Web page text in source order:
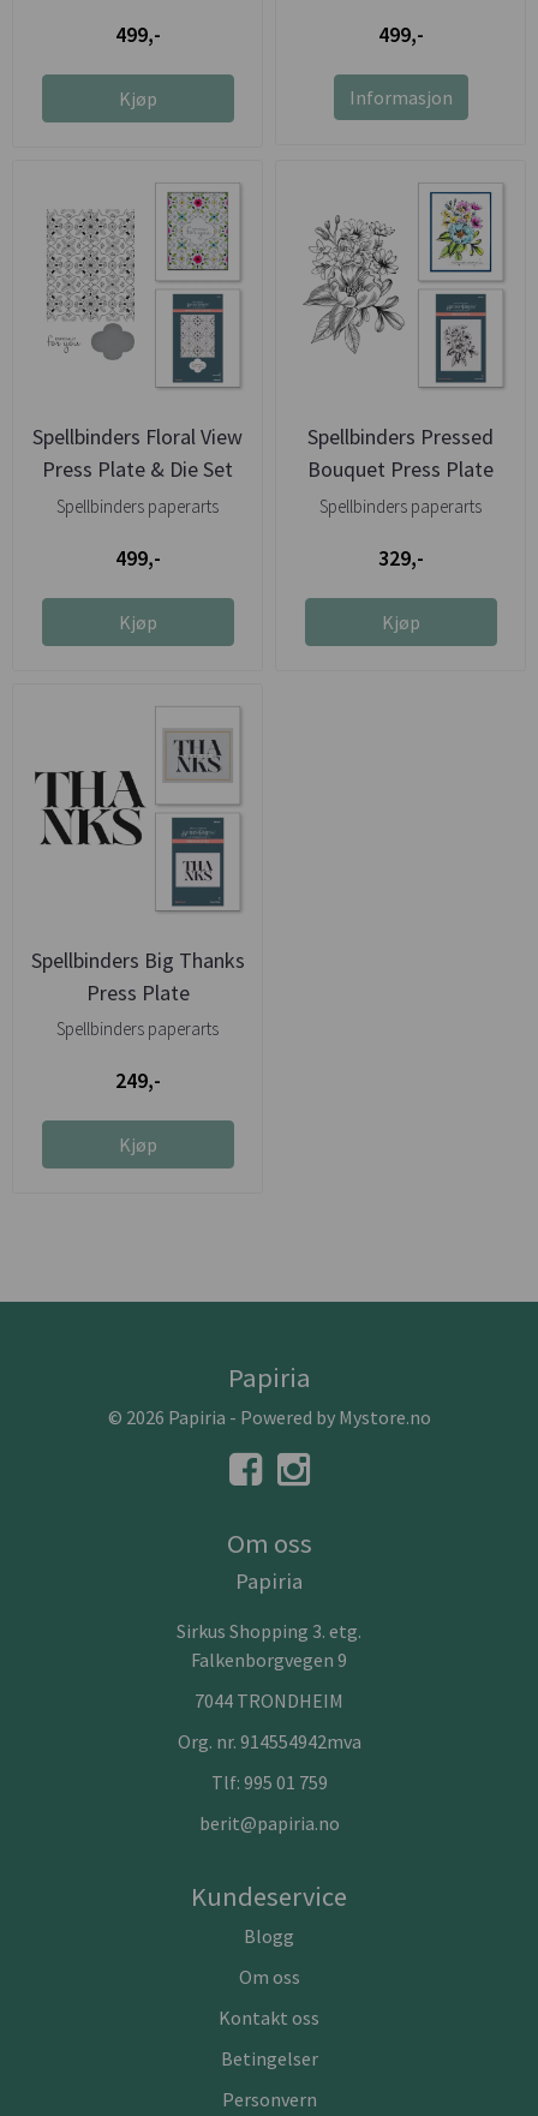
499,-
Kjøp
499,-
Informasjon
Spellbinders Floral View
Press Plate & Die Set
Spellbinders paperarts
499,-
Kjøp
Spellbinders Pressed
Bouquet Press Plate
Spellbinders paperarts
329,-
Kjøp
Spellbinders Big Thanks
Press Plate
Spellbinders paperarts
249,-
Kjøp
Papiria
© 2026 Papiria - Powered by Mystore.no
Om oss
Papiria
Sirkus Shopping 3. etg.
Falkenborgvegen 9
7044 TRONDHEIM
Org. nr. 914554942mva
Tlf: 995 01 759
berit@papiria.no
Kundeservice
Blogg
Om oss
Kontakt oss
Betingelser
Personvern